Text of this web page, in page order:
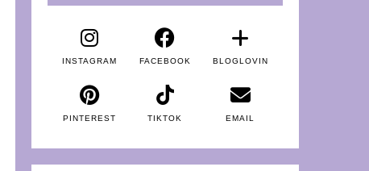
INSTAGRAM FACEBOOK BLOGLOVIN
PINTEREST TIKTOK EMAIL